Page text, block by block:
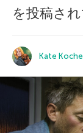
を投稿さ
Kate